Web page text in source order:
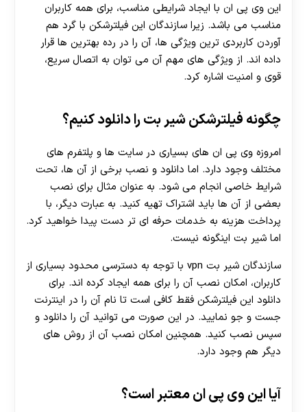
این وی پی ان با ایجاد شرایطی مناسب، برای همه کاربران
مناسب می باشد. زیرا سازندگان این فیلترشکن با گرد هم
آوردن کاربردی ترین ویژگی ها، آن را در رده بهترین ها قرار
داده اند. از ویژگی های مهم آن می توان به اتصال سریع،
قوی و امنیت اشاره کرد.
چگونه فیلترشکن شیر بت را دانلود کنیم؟
امروزه وی پی ان های بسیاری در سایت ها و پلتفرم های
مختلف وجود دارد. اما دانلود و نصب برخی از آن ها، تحت
شرایط خاصی انجام می شود. به عنوان مثال برای نصب
بعضی از آن ها باید اشتراک تهیه کنید. به عبارت دیگر، با
پرداخت هزینه به خدمات حرفه ای تر دست پیدا خواهید کرد.
اما شیر بت اینگونه نیست.
سازندگان شیر بت vpn با توجه به دسترسی محدود بسیاری از
کاربران، امکان نصب آن را برای همه ایجاد کرده اند. برای
دانلود این فیلترشکن فقط کافی است تا نام آن را در اینترنت
جست و جو نمایید. در این صورت می توانید آن را دانلود و
سپس نصب کنید. همچنین امکان نصب آن از روش های
دیگر هم وجود دارد.
آیا این وی پی ان معتبر است؟